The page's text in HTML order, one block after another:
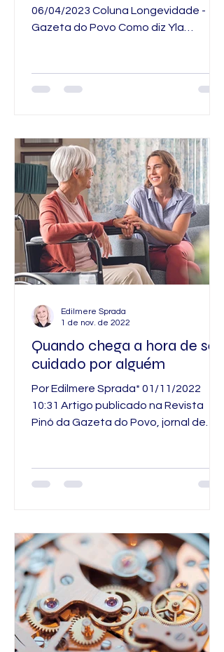
06/04/2023 Coluna Longevidade -
Gazeta do Povo Como diz Yla
Quando chega a hora de ser
cuidado por alguém
Por Edilmere Sprada* 01/11/2022
10:31 Artigo publicado na Revista
Pinó da Gazeta do Povo, jornal de
Edilmere Sprada
1 de nov. de 2022